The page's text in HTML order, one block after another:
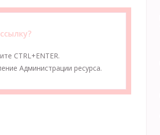
CTRL+ENTER.
Администрации ресурса.